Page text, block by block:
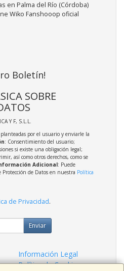
en Palma del Río (Córdoba)
Wiko Fanshooop oficial
Boletín!
SOBRE
Y F, S.L.L.
por el usuario y enviarle la
: Consentimiento del usuario;
si existe una obligación legal;
así como otros derechos, como se
Adicional: Puede
de Datos en nuestra Política
de Privacidad.
Enviar
Información Legal
Política de Cookies